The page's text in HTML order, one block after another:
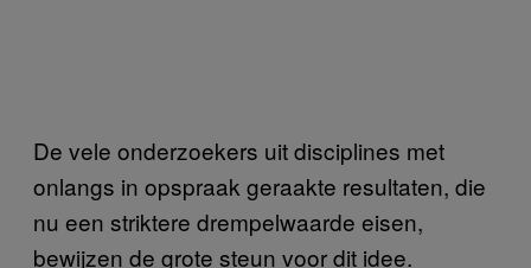
De vele onderzoekers uit disciplines met
onlangs in opspraak geraakte resultaten, die
nu een striktere drempelwaarde eisen,
bewijzen de grote steun voor dit idee.